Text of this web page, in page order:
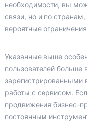
необходимости, вы
связи, но и по
вероятные
Указанные выше
пользователей
зарегистрированными
работы с сервисом.
продвижения бизнес-
постоянным